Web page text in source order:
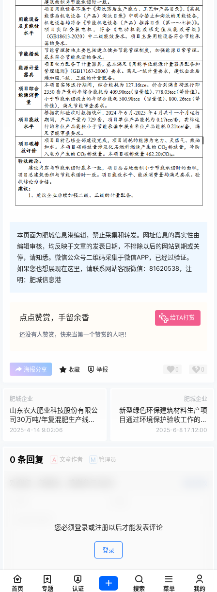
本页面为肥城信息港编辑，禁止采集和转发。网址信息的真实性由
编辑审核，均反映于文章的发表日期，不排除以后的网站到期或关
停，请知悉。微信公众号二维码采集于微信APP，已经过验证。
如果您也想展现在这里，请联系网站客服微信：81620538，注
明：肥城信息港
点点赞赏，手留余香 给TA打赏
还没有人赞赏，快来当第一个赞赏的人吧！
海报分享 收藏 举报 0 0
肥城企业
山东农大肥业科技股份有限公
司30万吨/年复混肥生产线技
改项目节能验收公开文件
2025-4-14 9:02:06
肥城企业
新型绿色环保建筑材料生产项
目通过环境保护验收工作的公
示
2025-6-8 17:12:00
0 条回复 A 文章作者 M 管理员
您必须登录或注册以后才能发表评论
登录
首页 专题 认证 搜索 菜单 我的